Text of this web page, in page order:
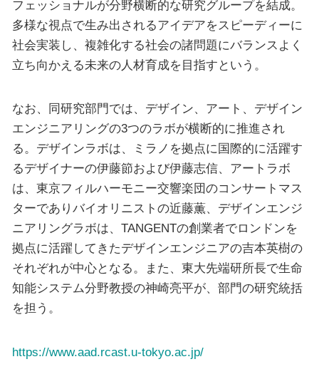
フェッショナルが分野横断的な研究グループを結成。
多様な視点で生み出されるアイデアをスピーディーに
社会実装し、複雑化する社会の諸問題にバランスよく
立ち向かえる未来の人材育成を目指すという。
なお、同研究部門では、デザイン、アート、デザイン
エンジニアリングの3つのラボが横断的に推進され
る。デザインラボは、ミラノを拠点に国際的に活躍す
るデザイナーの伊藤節および伊藤志信、アートラボ
は、東京フィルハーモニー交響楽団のコンサートマス
ターでありバイオリニストの近藤薫、デザインエンジ
ニアリングラボは、TANGENTの創業者でロンドンを
拠点に活躍してきたデザインエンジニアの吉本英樹の
それぞれが中心となる。また、東大先端研所長で生命
知能システム分野教授の神崎亮平が、部門の研究統括
を担う。
https://www.aad.rcast.u-tokyo.ac.jp/